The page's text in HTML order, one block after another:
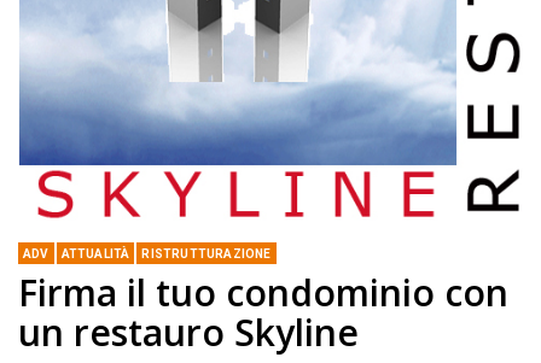
ADV ATTUALITÀ RISTRUTTURAZIONE
Firma il tuo condominio con
un restauro Skyline